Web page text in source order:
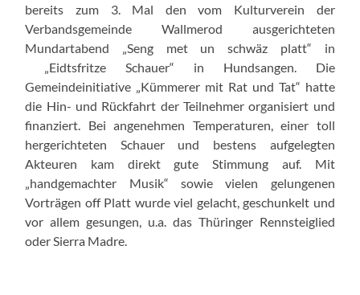
bereits zum 3. Mal den vom Kulturverein der
Verbandsgemeinde Wallmerod ausgerichteten
Mundartabend „Seng met un schwäz platt“ in
„Eidtsfritze Schauer“ in Hundsangen. Die
Gemeindeinitiative „Kümmerer mit Rat und Tat“ hatte
die Hin- und Rückfahrt der Teilnehmer organisiert und
finanziert. Bei angenehmen Temperaturen, einer toll
hergerichteten Schauer und bestens aufgelegten
Akteuren kam direkt gute Stimmung auf. Mit
„handgemachter Musik“ sowie vielen gelungenen
Vorträgen off Platt wurde viel gelacht, geschunkelt und
vor allem gesungen, u.a. das Thüringer Rennsteiglied
oder Sierra Madre.